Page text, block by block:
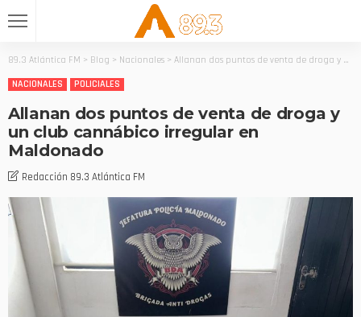
89.3 Atlántica FM > Blog > Nacionales > Allanan dos puntos de venta de droga y un club cannábico irregular en Maldonado
NACIONALES
POLICIALES
Allanan dos puntos de venta de droga y
un club cannábico irregular en
Maldonado
Redacción 89.3 Atlántica FM